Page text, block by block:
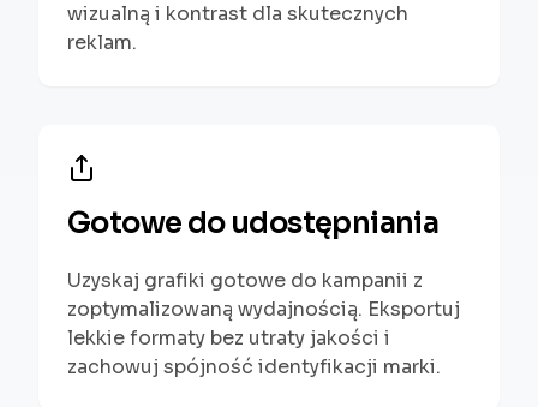
wizualną i kontrast dla skutecznych
reklam.
Gotowe do udostępniania
Uzyskaj grafiki gotowe do kampanii z
zoptymalizowaną wydajnością. Eksportuj
lekkie formaty bez utraty jakości i
zachowuj spójność identyfikacji marki.